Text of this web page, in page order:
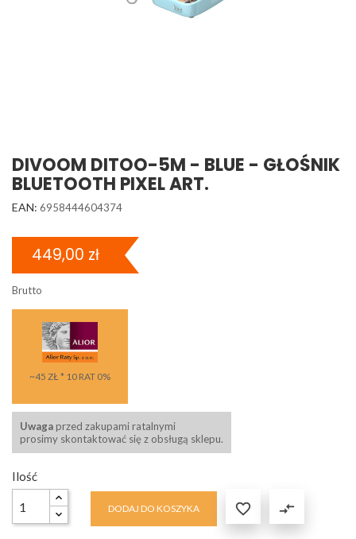
DIVOOM DITOO-5M - BLUE - GŁOŚNIK
BLUETOOTH PIXEL ART.
EAN: 6958444604374
449,00 zł
Brutto
~45 ZŁ * 10 RAT 0%
Uwaga przed zakupami ratalnymi
prosimy skontaktować się z obsługą sklepu.
Ilość
DODAJ DO KOSZYKA  compare_arrows